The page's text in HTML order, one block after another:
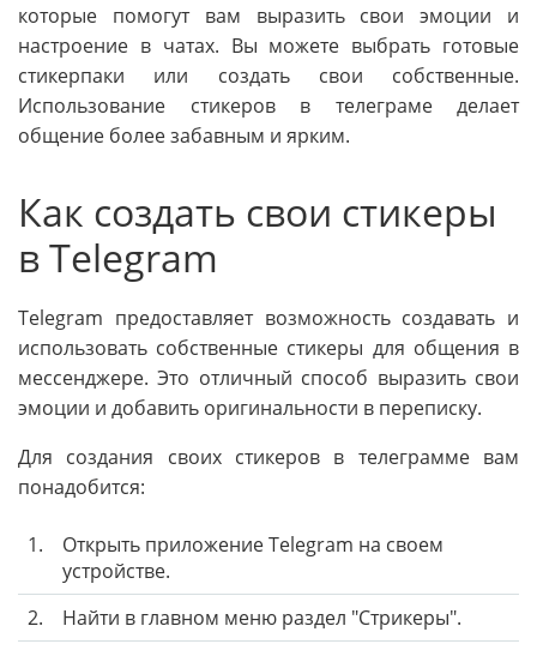
которые помогут вам выразить свои эмоции и
настроение в чатах. Вы можете выбрать готовые
стикерпаки или создать свои собственные.
Использование стикеров в телеграме делает
общение более забавным и ярким.
Как создать свои стикеры
в Telegram
Telegram предоставляет возможность создавать и
использовать собственные стикеры для общения в
мессенджере. Это отличный способ выразить свои
эмоции и добавить оригинальности в переписку.
Для создания своих стикеров в телеграмме вам
понадобится:
1.
Открыть приложение Telegram на своем
устройстве.
2.
Найти в главном меню раздел "Стрикеры".